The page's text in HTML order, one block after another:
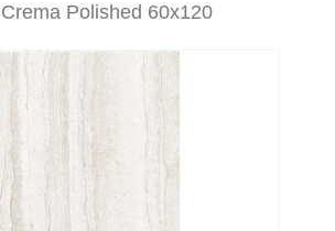
Заказать звонок
Polished 60x120